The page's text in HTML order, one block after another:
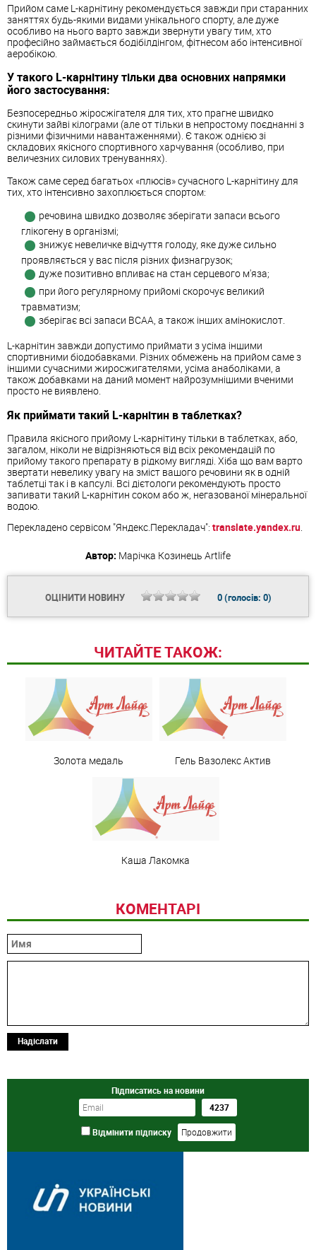
Прийом саме L-карнітину рекомендується завжди при старанних
заняттях будь-якими видами унікального спорту, але дуже
особливо на нього варто завжди звернути увагу тим, хто
професійно займається бодібілдінгом, фітнесом або інтенсивної
аеробікою.
У такого L-карнітину тільки два основних напрямки
його застосування:
Безпосередньо жіросжігателя для тих, хто прагне швидко
скинути зайві кілограми (але от тільки в непростому поєднанні з
різними фізичними навантаженнями). Є також однією зі
складових якісного спортивного харчування (особливо, при
величезних силових тренуваннях).
Також саме серед багатьох «плюсів» сучасного L-карнітину для
тих, хто інтенсивно захоплюється спортом:
речовина швидко дозволяє зберігати запаси всього
глікогену в організмі;
знижує невеличке відчуття голоду, яке дуже сильно
проявляється у вас після різних физнагрузок;
дуже позитивно впливає на стан серцевого м'яза;
при його регулярному прийомі скорочує великий
травматизм;
зберігає всі запаси ВСАА, а також інших амінокислот.
L-карнітин завжди допустимо приймати з усіма іншими
спортивними біодобавками. Різних обмежень на прийом саме з
іншими сучасними жиросжигателями, усіма анаболіками, а
також добавками на даний момент найрозумнішими вченими
просто не виявлено.
Як приймати такий L-карнітин в таблетках?
Правила якісного прийому L-карнітину тільки в таблетках, або,
загалом, ніколи не відрізняються від всіх рекомендацій по
прийому такого препарату в рідкому вигляді. Хіба що вам варто
звертати невелику увагу на зміст вашого речовини як в одній
таблетці так і в капсулі. Всі дієтологи рекомендують просто
запивати такий L-карнітин соком або ж, негазованої мінеральної
водою.
Перекладено сервісом "Яндекс.Перекладач": translate.yandex.ru.
Автор: Марічка Козинець Artlife
ОЦІНИТИ НОВИНУ 0(голосів: 0)
ЧИТАЙТЕ ТАКОЖ:
Золота медаль Гель Вазолекс Актив
Каша Лакомка
КОМЕНТАРІ
Надіслати
Підписатись на новини
Відмінити підписку